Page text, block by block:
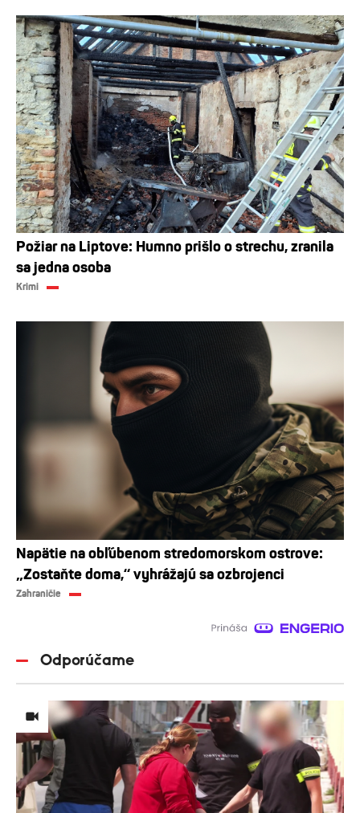
Požiar na Liptove: Humno prišlo o strechu, zranila
sa jedna osoba
Krimi
Napätie na obľúbenom stredomorskom ostrove:
„Zostaňte doma,“ vyhrážajú sa ozbrojenci
Zahraničie
Odporúčame